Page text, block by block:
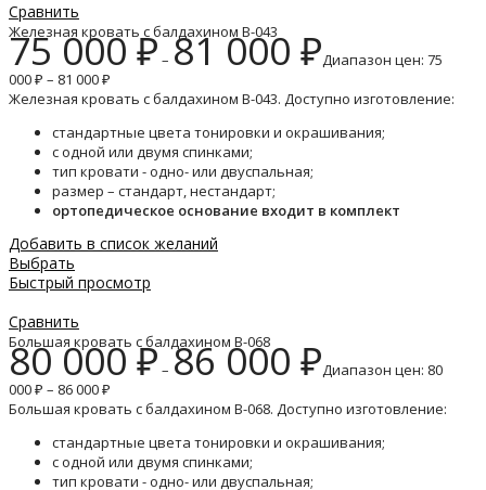
Сравнить
Железная кровать с балдахином B-043
75 000₽– 81 000 ₽Диапазон цен: 75
000 ₽ – 81 000 ₽
Железная кровать с балдахином B-043. Доступно изготовление:
стандартные цвета тонировки и окрашивания;
с одной или двумя спинками;
тип кровати - одно- или двуспальная;
размер – стандарт, нестандарт;
ортопедическое основание входит в комплект
Добавить в список желаний
Выбрать
Быстрый просмотр
Сравнить
Большая кровать с балдахином B-068
80 000₽– 86 000 ₽Диапазон цен: 80
000 ₽ – 86 000 ₽
Большая кровать с балдахином B-068. Доступно изготовление:
стандартные цвета тонировки и окрашивания;
с одной или двумя спинками;
тип кровати - одно- или двуспальная;